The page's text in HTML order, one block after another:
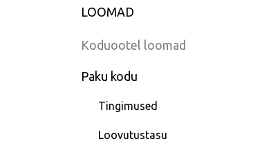
LOOMAD
Koduootel loomad
Paku kodu
Tingimused
Loovutustasu